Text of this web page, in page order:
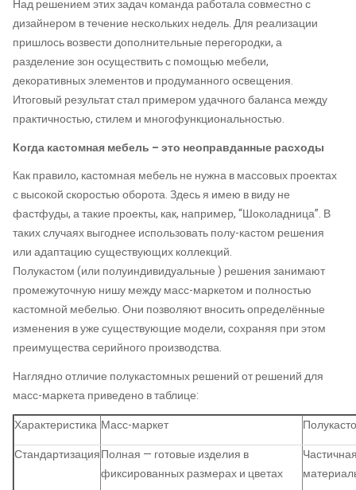
Над решением этих задач команда работала совместно с
дизайнером в течение нескольких недель. Для реализации
пришлось возвести дополнительные перегородки, а
разделение зон осуществить с помощью мебели,
декоративных элементов и продуманного освещения.
Итоговый результат стал примером удачного баланса между
практичностью, стилем и многофункциональностью.
Когда кастомная мебель – это неоправданные расходы
Как правило, кастомная мебель не нужна в массовых проектах
с высокой скоростью оборота. Здесь я имею в виду не
фастфуды, а такие проекты, как, например, “Шоколадница”. В
таких случаях выгоднее использовать полу-кастом решения
или адаптацию существующих коллекций.
Полукастом (или полуиндивидуальные ) решения занимают
промежуточную нишу между масс-маркетом и полностью
кастомной мебелью. Они позволяют вносить определённые
изменения в уже существующие модели, сохраняя при этом
преимущества серийного производства.
Наглядно отличие полукастомных решений от решений для
масс-маркета приведено в таблице:
Характеристика Масс-маркет
СтандартизацияПолная — готовые изделия в
фиксированных размерах и цветах